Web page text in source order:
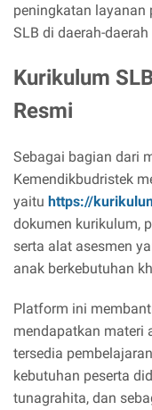
peningkatan layanan
SLB di daerah-
Kurikulum
Resmi
Sebagai bagian dari
Kemendikbudristek
yaitu https://
dokumen kurikulum,
serta alat asesmen
anak berkebutuhan
Platform ini
mendapatkan materi
tersedia
kebutuhan peserta
tunagrahita, dan